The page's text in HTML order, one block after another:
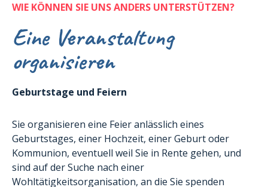
Warum Geld spenden?
Transparenz und Vertrauen
Für welche Projekte?
Spenden im Vertrauen : « Don en confiance »
Steuervorteil
Ehrenamtliche Helfer
Unsere aktuellen Projekte
Formular Ehrenamt
WIE KÖNNEN SIE UNS ANDERS UNTERSTÜTZEN?
Eine Veranstaltung
organisieren
Geburtstage und Feiern
Sie organisieren eine Feier anlässlich eines
Geburtstages, einer Hochzeit, einer Geburt oder
Kommunion, eventuell weil Sie in Rente gehen, und
sind auf der Suche nach einer
Wohltätigkeitsorganisation, an die Sie spenden